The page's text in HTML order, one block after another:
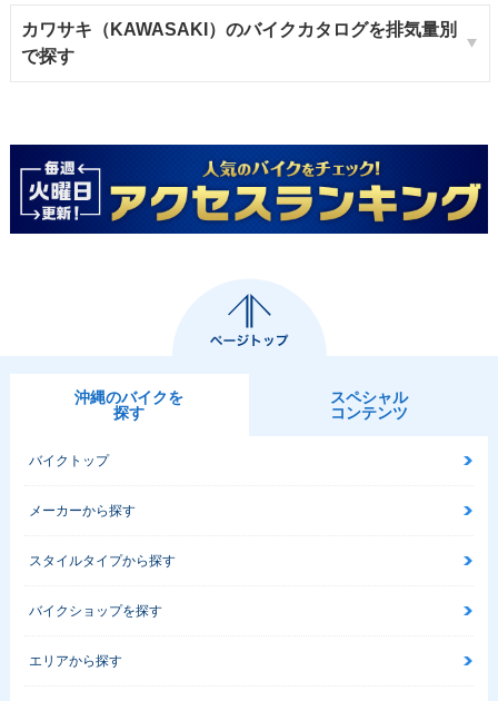
カワサキ（KAWASAKI）のバイクカタログを排気量別
で探す
沖縄のバイクを
探す
スペシャル
コンテンツ
バイクトップ
メーカーから探す
スタイルタイプから探す
バイクショップを探す
エリアから探す